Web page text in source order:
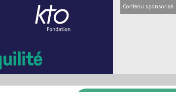
Contenu sponsorisé